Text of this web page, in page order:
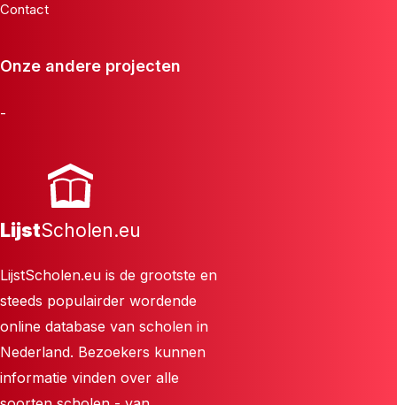
Contact
Onze andere projecten
-
LijstScholen.eu
LijstScholen.eu is de grootste en
steeds populairder wordende
online database van scholen in
Nederland. Bezoekers kunnen
informatie vinden over alle